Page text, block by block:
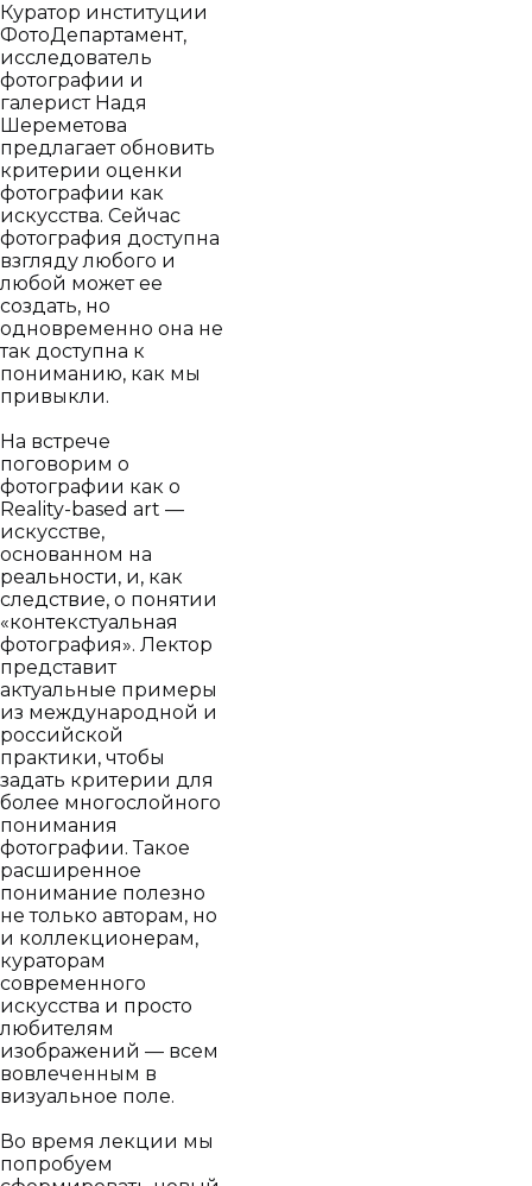
Куратор институции
ФотоДепартамент,
исследователь
фотографии и
галерист Надя
Шереметова
предлагает обновить
критерии оценки
фотографии как
искусства. Сейчас
фотография доступна
взгляду любого и
любой может ее
создать, но
одновременно она не
так доступна к
пониманию, как мы
привыкли.
На встрече
поговорим о
фотографии как о
Reality-based art —
искусстве,
основанном на
реальности, и, как
следствие, о понятии
«контекстуальная
фотография». Лектор
представит
актуальные примеры
из международной и
российской
практики, чтобы
задать критерии для
более многослойного
понимания
фотографии. Такое
расширенное
понимание полезно
не только авторам, но
и коллекционерам,
кураторам
современного
искусства и просто
любителям
изображений — всем
вовлеченным в
визуальное поле.
Во время лекции мы
попробуем